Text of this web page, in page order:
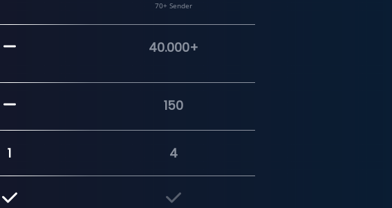
70+ Sender
40.000+
150
1 4